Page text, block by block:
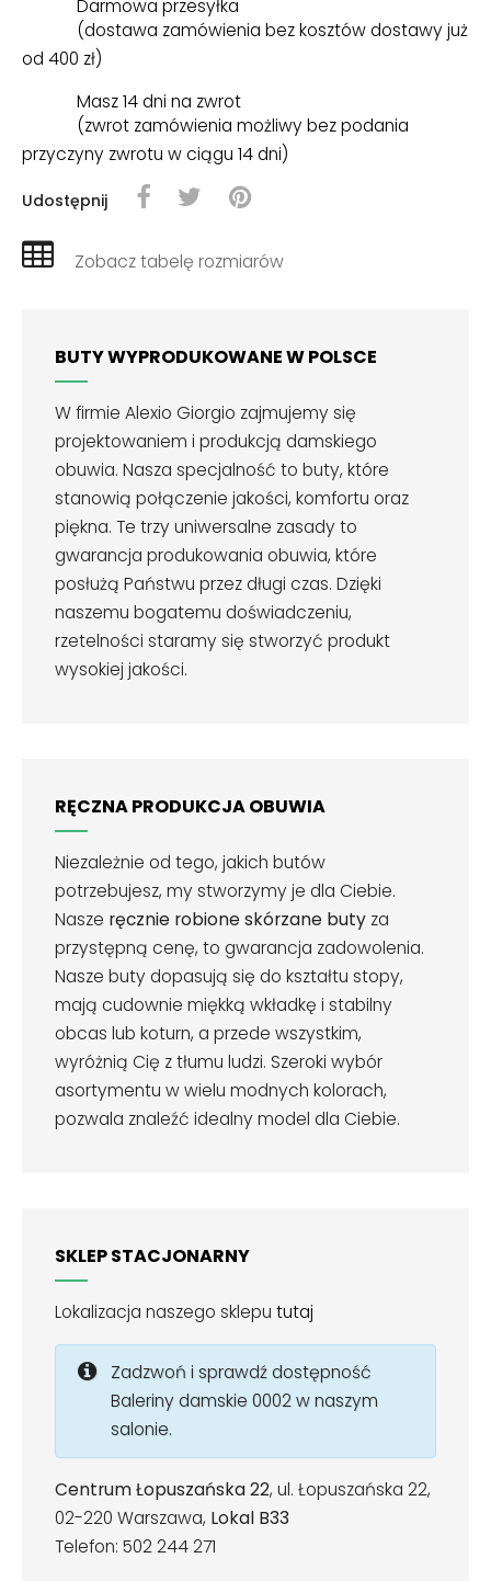
Darmowa przesyłka
(dostawa zamówienia bez kosztów dostawy już
od 400 zł)
Masz 14 dni na zwrot
(zwrot zamówienia możliwy bez podania
przyczyny zwrotu w ciągu 14 dni)
Udostępnij
Zobacz tabelę rozmiarów
BUTY WYPRODUKOWANE W POLSCE
W firmie Alexio Giorgio zajmujemy się
projektowaniem i produkcją damskiego
obuwia. Nasza specjalność to buty, które
stanowią połączenie jakości, komfortu oraz
piękna. Te trzy uniwersalne zasady to
gwarancja produkowania obuwia, które
posłużą Państwu przez długi czas. Dzięki
naszemu bogatemu doświadczeniu,
rzetelności staramy się stworzyć produkt
wysokiej jakości.
RĘCZNA PRODUKCJA OBUWIA
Niezależnie od tego, jakich butów
potrzebujesz, my stworzymy je dla Ciebie.
Nasze ręcznie robione skórzane buty za
przystępną cenę, to gwarancja zadowolenia.
Nasze buty dopasują się do kształtu stopy,
mają cudownie miękką wkładkę i stabilny
obcas lub koturn, a przede wszystkim,
wyróżnią Cię z tłumu ludzi. Szeroki wybór
asortymentu w wielu modnych kolorach,
pozwala znaleźć idealny model dla Ciebie.
SKLEP STACJONARNY
Lokalizacja naszego sklepu tutaj
Zadzwoń i sprawdź dostępność
Baleriny damskie 0002 w naszym
salonie.
Centrum Łopuszańska 22, ul. Łopuszańska 22,
02-220 Warszawa, Lokal B33
Telefon: 502 244 271